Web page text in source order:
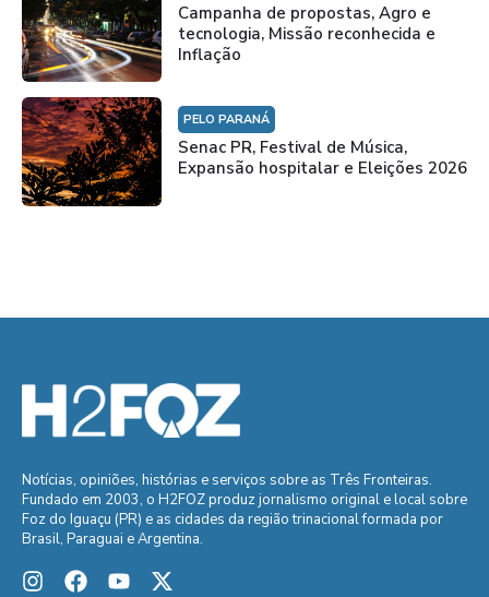
Campanha de propostas, Agro e
tecnologia, Missão reconhecida e
Inflação
PELO PARANÁ
Senac PR, Festival de Música,
Expansão hospitalar e Eleições 2026
Notícias, opiniões, histórias e serviços sobre as Três Fronteiras.
Fundado em 2003, o H2FOZ produz jornalismo original e local sobre
Foz do Iguaçu (PR) e as cidades da região trinacional formada por
Brasil, Paraguai e Argentina.